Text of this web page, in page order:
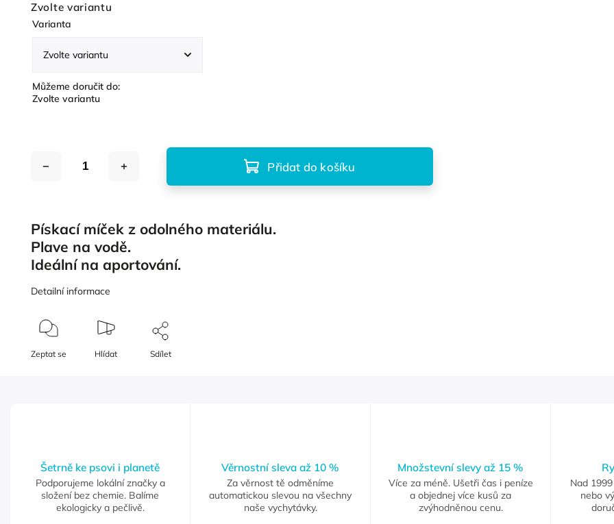
Zvolte variantu
Varianta
Můžeme doručit do:
Zvolte variantu
Přidat do košíku
Pískací míček z odolného materiálu.
Plave na vodě.
Ideální na aportování.
Detailní informace
Zeptat se Hlídat Sdílet
Šetrně ke psovi i planetě
Podporujeme lokální značky a
složení bez chemie. Balíme
ekologicky a pečlivě.
Věrnostní sleva až 10 %
Za věrnost tě odměníme
automatickou slevou na všechny
naše vychytávky.
Množstevní slevy až 15 %
Více za méně. Ušetři čas i peníze
a objednej více kusů za
zvýhodněnou cenu.
Nad
nebo